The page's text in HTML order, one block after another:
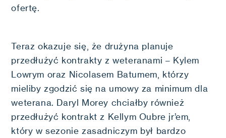
ofertę.
Teraz okazuje się, że drużyna planuje
przedłużyć kontrakty z weteranami – Kylem
Lowrym oraz Nicolasem Batumem, którzy
mieliby zgodzić się na umowy za minimum dla
weterana. Daryl Morey chciałby również
przedłużyć kontrakt z Kellym Oubre jr’em,
który w sezonie zasadniczym był bardzo